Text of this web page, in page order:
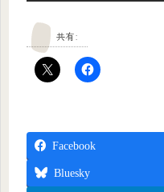
共有:
Facebook
Bluesky